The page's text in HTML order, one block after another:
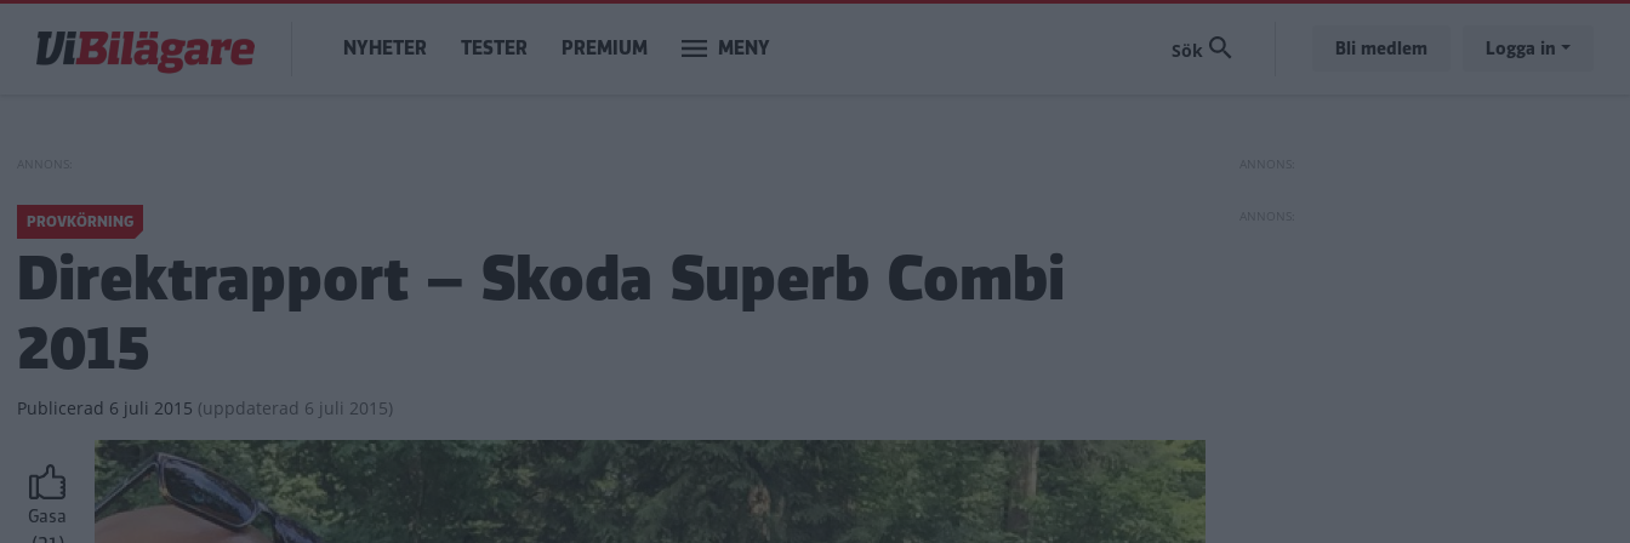
huvudinnehåll
Main
navigation
NYHETER TESTER PREMIUM MENY Bli medlem Logga in
PROVKÖRNING
Direktrapport – Skoda Superb Combi
2015
Publicerad 6 juli 2015 (uppdaterad 6 juli 2015)
Gasa